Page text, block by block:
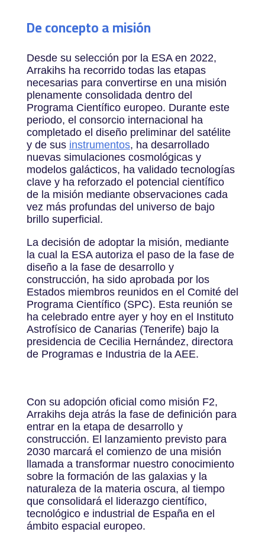
De concepto a misión
Desde su selección por la ESA en 2022,
Arrakihs ha recorrido todas las etapas
necesarias para convertirse en una misión
plenamente consolidada dentro del
Programa Científico europeo. Durante este
periodo, el consorcio internacional ha
completado el diseño preliminar del satélite
y de sus instrumentos, ha desarrollado
nuevas simulaciones cosmológicas y
modelos galácticos, ha validado tecnologías
clave y ha reforzado el potencial científico
de la misión mediante observaciones cada
vez más profundas del universo de bajo
brillo superficial.
La decisión de adoptar la misión, mediante
la cual la ESA autoriza el paso de la fase de
diseño a la fase de desarrollo y
construcción, ha sido aprobada por los
Estados miembros reunidos en el Comité del
Programa Científico (SPC). Esta reunión se
ha celebrado entre ayer y hoy en el Instituto
Astrofísico de Canarias (Tenerife) bajo la
presidencia de Cecilia Hernández, directora
de Programas e Industria de la AEE.
Con su adopción oficial como misión F2,
Arrakihs deja atrás la fase de definición para
entrar en la etapa de desarrollo y
construcción. El lanzamiento previsto para
2030 marcará el comienzo de una misión
llamada a transformar nuestro conocimiento
sobre la formación de las galaxias y la
naturaleza de la materia oscura, al tiempo
que consolidará el liderazgo científico,
tecnológico e industrial de España en el
ámbito espacial europeo.